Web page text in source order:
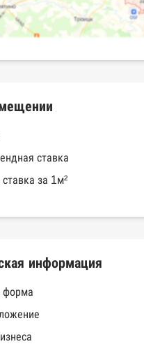
ставка
за 1м²
информация
форма